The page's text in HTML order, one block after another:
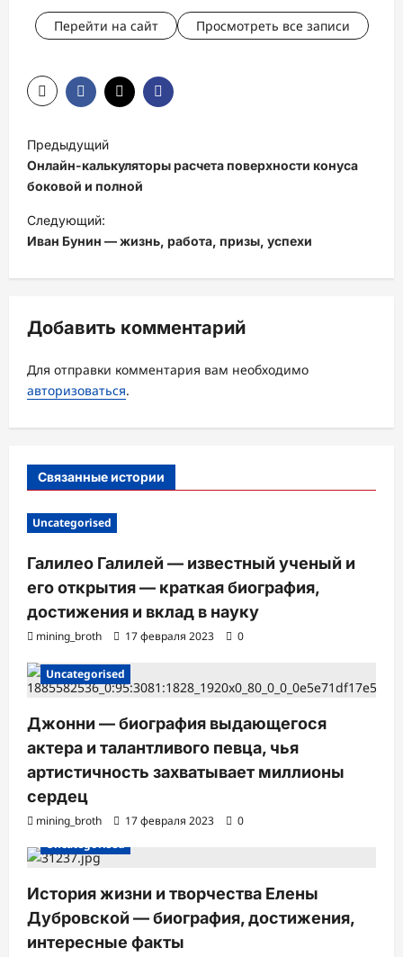
Перейти на сайт Просмотреть все записи
а
в
и
г
а
и
з
и
с
и
Предыдущий
Онлайн-калькуляторы расчета поверхности конуса
боковой и полной
Следующий:
Иван Бунин — жизнь, работа, призы, успехи
Добавить комментарий
Для отправки комментария вам необходимо
авторизоваться.
Связанные истории
Uncategorised
Галилео Галилей — известный ученый и
его открытия — краткая биография,
достижения и вклад в науку
mining_broth 17 февраля 2023 0
Uncategorised
Джонни — биография выдающегося
актера и талантливого певца, чья
артистичность захватывает миллионы
сердец
mining_broth 17 февраля 2023
0
Uncategorised
История жизни и творчества Елены
Дубровской — биография, достижения,
интересные факты